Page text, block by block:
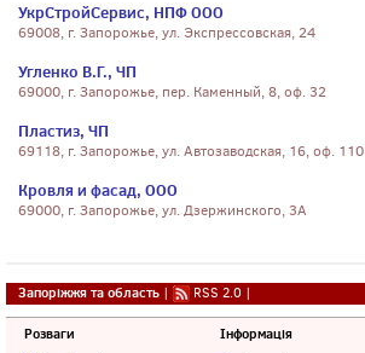
УкрСтройСервис, НПФ ООО
69008, г. Запорожье, ул. Экспрессовская, 24
Угленко В.Г., ЧП
69000, г. Запорожье, пер. Каменный, 8, оф. 32
Пластиз, ЧП
69118, г. Запорожье, ул. Автозаводская, 16, оф. 110
Кровля и фасад, ООО
69000, г. Запорожье, ул. Дзержинского, 3А
Запоріжжя та область | RSS 2.0 |
Розваги Інформація